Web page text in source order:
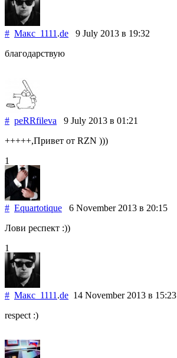
# Макс_1111.de 9 July 2013 в 19:32
благодарствую
# peRRfileva 9 July 2013 в 01:21
+++++,Привет от RZN )))
1
# Equartotique 6 November 2013 в 20:15
Лови респект :))
1
# Макс_1111.de 14 November 2013 в 15:23
respect :)